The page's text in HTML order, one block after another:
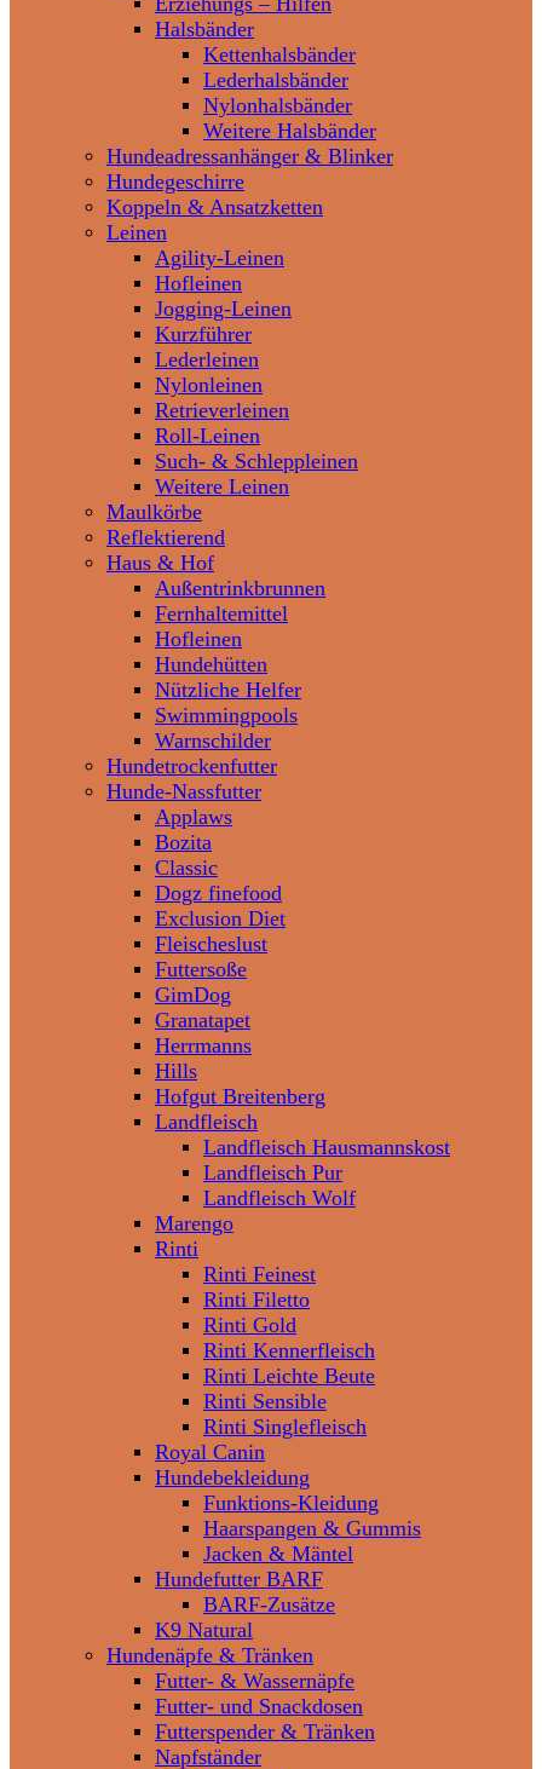
Halsbänder
Kettenhalsbänder
Lederhalsbänder
Nylonhalsbänder
Weitere Halsbänder
Hundeadressanhänger & Blinker
Hundegeschirre
Koppeln & Ansatzketten
Leinen
Agility-Leinen
Hofleinen
Jogging-Leinen
Kurzführer
Lederleinen
Nylonleinen
Retrieverleinen
Roll-Leinen
Such- & Schleppleinen
Weitere Leinen
Maulkörbe
Reflektierend
Haus & Hof
Außentrinkbrunnen
Fernhaltemittel
Hofleinen
Hundehütten
Nützliche Helfer
Swimmingpools
Warnschilder
Hundetrockenfutter
Hunde-Nassfutter
Applaws
Bozita
Classic
Dogz finefood
Exclusion Diet
Fleischeslust
Futtersoße
GimDog
Granatapet
Herrmanns
Hills
Hofgut Breitenberg
Landfleisch
Landfleisch Hausmannskost
Landfleisch Pur
Landfleisch Wolf
Marengo
Rinti
Rinti Feinest
Rinti Filetto
Rinti Gold
Rinti Kennerfleisch
Rinti Leichte Beute
Rinti Sensible
Rinti Singlefleisch
Royal Canin
Hundebekleidung
Funktions-Kleidung
Haarspangen & Gummis
Jacken & Mäntel
Hundefutter BARF
BARF-Zusätze
K9 Natural
Hundenäpfe & Tränken
Futter- & Wassernäpfe
Futter- und Snackdosen
Futterspender & Tränken
Napfständer